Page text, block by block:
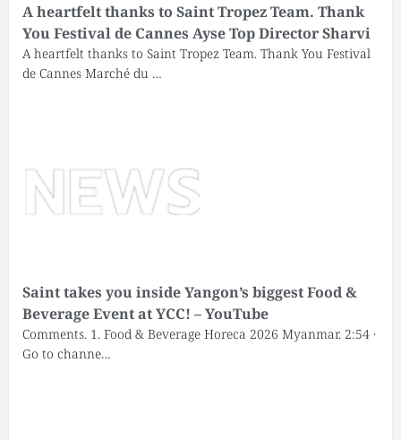
A heartfelt thanks to Saint Tropez Team. Thank
You Festival de Cannes Ayse Top Director Sharvi
A heartfelt thanks to Saint Tropez Team. Thank You Festival
de Cannes Marché du …
Saint takes you inside Yangon’s biggest Food &
Beverage Event at YCC! – YouTube
Comments. 1. Food & Beverage Horeca 2026 Myanmar. 2:54 ·
Go to channe…